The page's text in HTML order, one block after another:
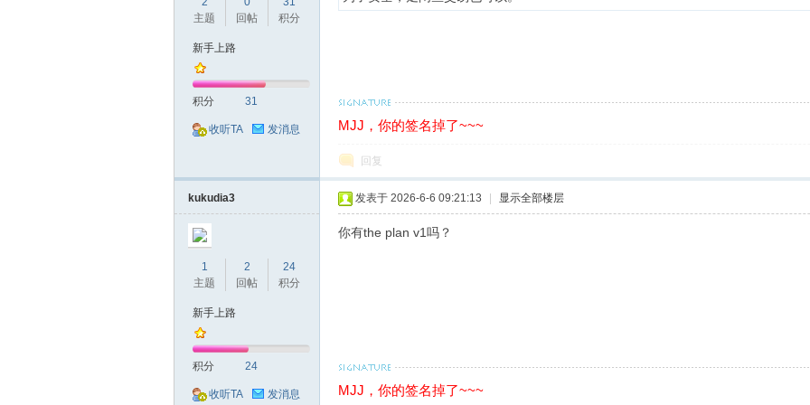
主
主题
回帖
积分
新手上路
积分 31
收听TA 发消息 MJJ，你的签名掉了~~~
回复
kukudia3
1
主题
2
回帖
24
积分
新手上路
积分 24
收听TA 发消息
发表于 2026-6-6 09:21:13 显示全部楼层
你有the plan v1吗？
MJJ，你的签名掉了~~~